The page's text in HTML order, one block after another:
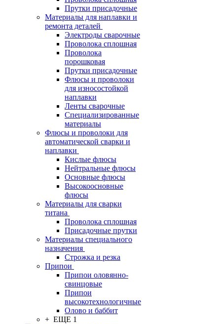
Прутки присадочные
Материалы для наплавки и
ремонта деталей
Электроды сварочные
Проволока сплошная
Проволока
порошковая
Прутки присадочные
Флюсы и проволоки
для износостойкой
наплавки
Ленты сварочные
Специализированные
материалы
Флюсы и проволоки для
автоматической сварки и
наплавки
Кислые флюсы
Нейтральные флюсы
Основные флюсы
Высокоосновные
флюсы
Материалы для сварки
титана
Проволока сплошная
Присадочные прутки
Материалы специального
назначения
Строжка и резка
Припои
Припои оловянно-
свинцовые
Припои
высокотехнологичные
Олово и баббит
+ ЕЩЕ 1